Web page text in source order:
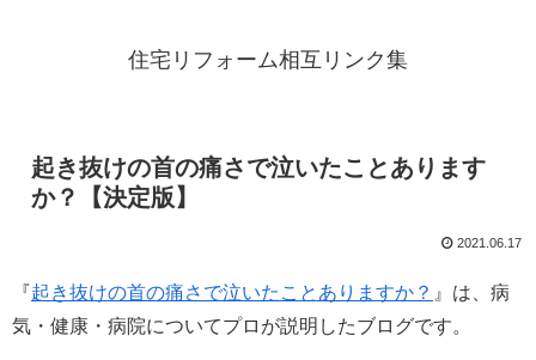
住宅リフォーム相互リンク集
起き抜けの首の痛さで泣いたことあります
か？【決定版】
2021.06.17
『起き抜けの首の痛さで泣いたことありますか？ 』は、病
気・健康・病院についてプロが説明したブログです。